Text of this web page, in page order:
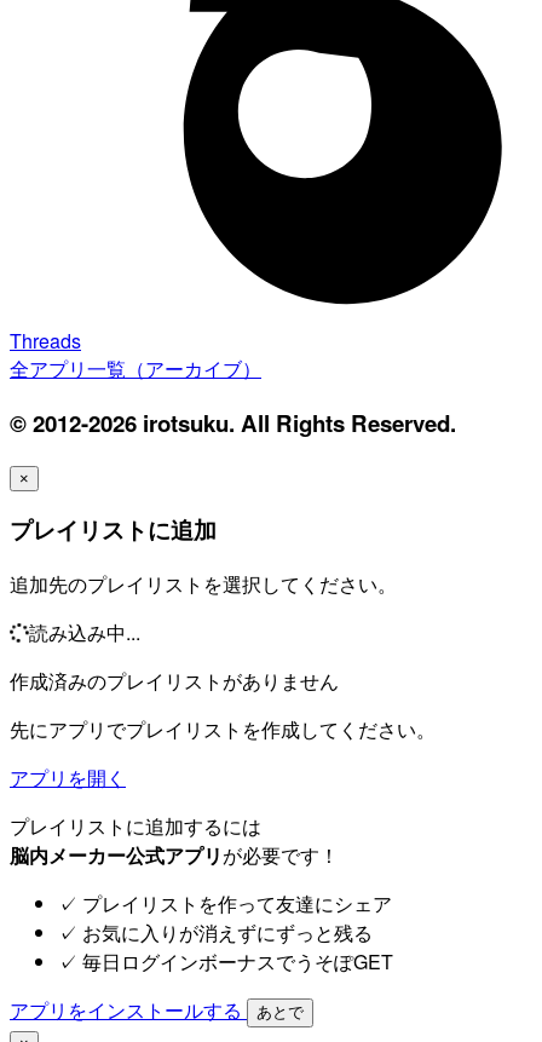
Threads
全アプリ一覧（アーカイブ）
© 2012-2026 irotsuku. All Rights Reserved.
×
プレイリストに追加
追加先のプレイリストを選択してください。
読み込み中...
作成済みのプレイリストがありません
先にアプリでプレイリストを作成してください。
アプリを開く
プレイリストに追加するには
脳内メーカー公式アプリが必要です！
✓ プレイリストを作って友達にシェア
✓ お気に入りが消えずにずっと残る
✓ 毎日ログインボーナスでうそぽGET
アプリをインストールする
あとで